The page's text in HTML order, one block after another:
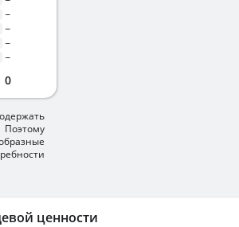
ценности
~
~
~
~
0